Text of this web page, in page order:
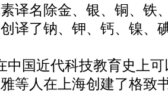
译名除金、银、铜、铁
译了钠、钾、钙、镍、
国近代科技教育史上可
等人在上海创建了格致